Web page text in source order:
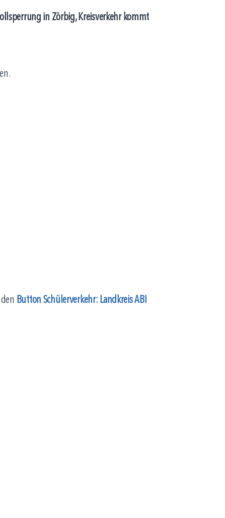
in Zörbig, Kreisverkehr kommt
Button Schülerverkehr: Landkreis ABI